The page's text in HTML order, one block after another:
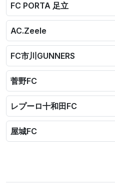
FC PORTA 足立
AC.Zeele
FC市川GUNNERS
菅野FC
レプーロ十和田FC
屋城FC